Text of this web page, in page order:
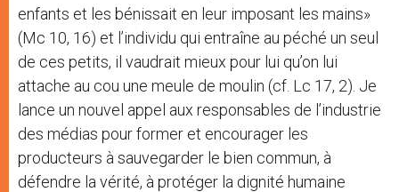
enfants et les bénissait en leur imposant les mains»
(Mc 10, 16) et l’individu qui entraîne au péché un seul
de ces petits, il vaudrait mieux pour lui qu’on lui
attache au cou une meule de moulin (cf. Lc 17, 2). Je
lance un nouvel appel aux responsables de l’industrie
des médias pour former et encourager les
producteurs à sauvegarder le bien commun, à
défendre la vérité, à protéger la dignité humaine